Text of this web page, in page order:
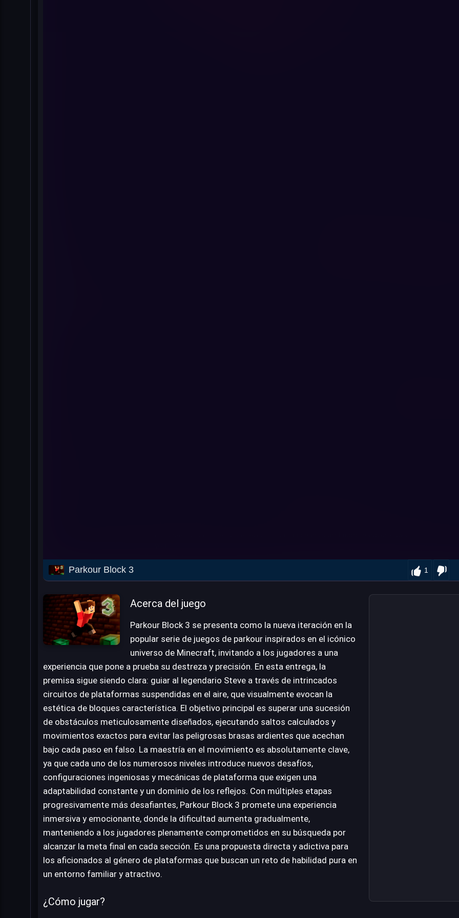
Parkour Block 3 1
Acerca del juego
Parkour Block 3 se presenta como la nueva iteración en la
popular serie de juegos de parkour inspirados en el icónico
universo de Minecraft, invitando a los jugadores a una
experiencia que pone a prueba su destreza y precisión. En esta entrega, la
premisa sigue siendo clara: guiar al legendario Steve a través de intrincados
circuitos de plataformas suspendidas en el aire, que visualmente evocan la
estética de bloques característica. El objetivo principal es superar una sucesión
de obstáculos meticulosamente diseñados, ejecutando saltos calculados y
movimientos exactos para evitar las peligrosas brasas ardientes que acechan
bajo cada paso en falso. La maestría en el movimiento es absolutamente clave,
ya que cada uno de los numerosos niveles introduce nuevos desafíos,
configuraciones ingeniosas y mecánicas de plataforma que exigen una
adaptabilidad constante y un dominio de los reflejos. Con múltiples etapas
progresivamente más desafiantes, Parkour Block 3 promete una experiencia
inmersiva y emocionante, donde la dificultad aumenta gradualmente,
manteniendo a los jugadores plenamente comprometidos en su búsqueda por
alcanzar la meta final en cada sección. Es una propuesta directa y adictiva para
los aficionados al género de plataformas que buscan un reto de habilidad pura en
un entorno familiar y atractivo.
¿Cómo jugar?